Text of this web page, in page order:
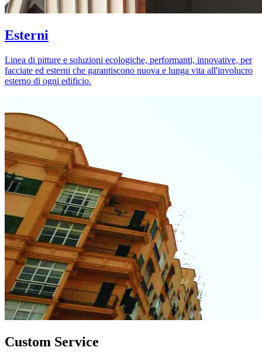
Esterni
Linea di pitture e soluzioni ecologiche, performanti, innovative, per
facciate ed esterni che garantiscono nuova e lunga vita all'involucro
esterno di ogni edificio.
Custom Service